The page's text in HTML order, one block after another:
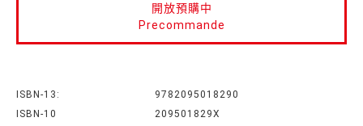
開放預購中
Precommande
ISBN-13:
9782095018290
ISBN-10
209501829X